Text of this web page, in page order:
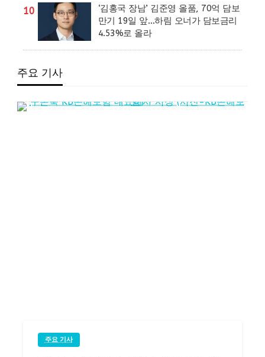
10
‘김홍국 장남’ 김준영 올품, 70억 담보
만기 19일 앞…하림 오너가 담보금리
4.53%로 올라
주요 기사
주요 기사